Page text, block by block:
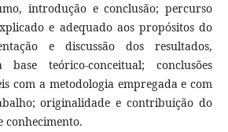
introdução e conclusão; percurso
e adequado aos propósitos do
e discussão dos resultados,
teórico-conceitual; conclusões
com a metodologia empregada e com
originalidade e contribuição do
conhecimento.